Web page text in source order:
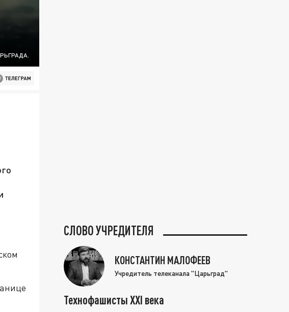
СЛОВО УЧРЕДИТЕЛЯ
КОНСТАНТИН МАЛОФЕЕВ
Учредитель телеканала "Царьград"
Технофашисты XXI века